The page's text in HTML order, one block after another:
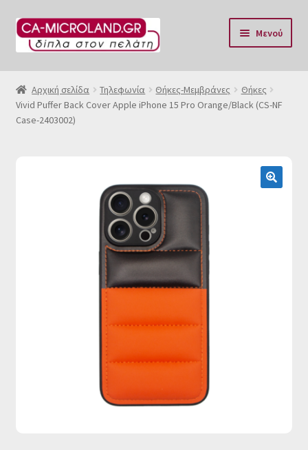
Απευθείας
μετάβαση
Μετάβαση
σε
Μενού
Αρχική
Η Eταιρία μας
Τρόποι Πληρωμής
Πολιτική επιστροφών
Οι Συνεργασίες μας
Ολοκλήρωση παραγγελίας
Αρχική σελίδα Τηλεφωνία Θήκες-Μεμβράνες
Θήκες
Vivid Puffer Back Cover Apple iPhone 15 Pro Orange/Black (CS-NF
Case-2403002)